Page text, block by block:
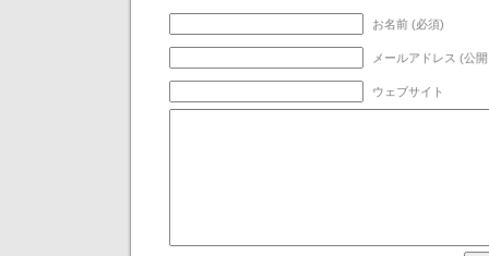
お名前 (必須)
メールアドレス (公
ウェブサイト